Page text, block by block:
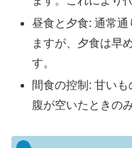
昼食と夕食: 通常
ますが、夕食は早
す。
間食の控制: 甘い
腹が空いたときの